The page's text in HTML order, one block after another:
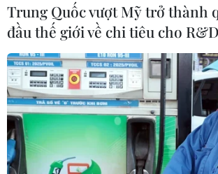
Trung Quốc vượt Mỹ trở thành
đầu thế giới về chi tiêu cho R&D